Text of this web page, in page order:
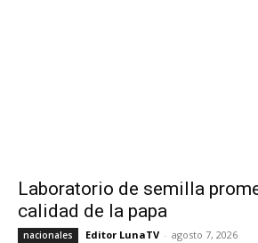
Laboratorio de semilla
calidad de la papa
nacionales Editor LunaTV - agosto 7, 2026